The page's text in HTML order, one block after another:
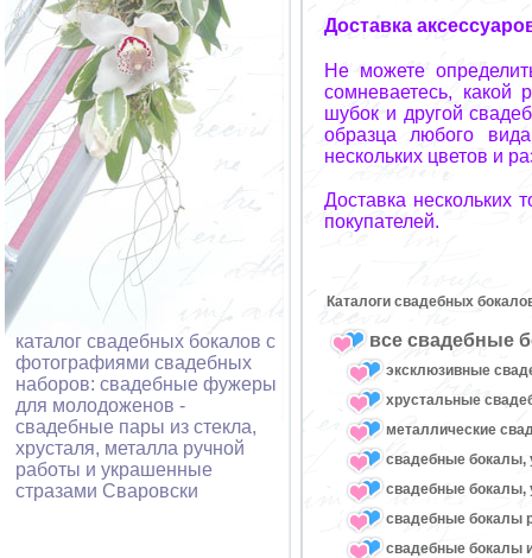
каталог свадебных бокалов с
фотографиями свадебных
наборов: свадебные фужеры
для молодоженов -
свадебные пары из стекла,
хрусталя, металла ручной
работы и украшенные
стразами Сваровски
Доставка
Не можете
сомневаетесь, какой
шубок и другой
образца любого
нескольких цветов и
Доставка нескольких
покупателей.
Каталоги свадебных
все свадебные
эксклюзивные
хрустальные
металлические
свадебные бокалы,
свадебные бокалы,
свадебные бокалы
свадебные бокалы